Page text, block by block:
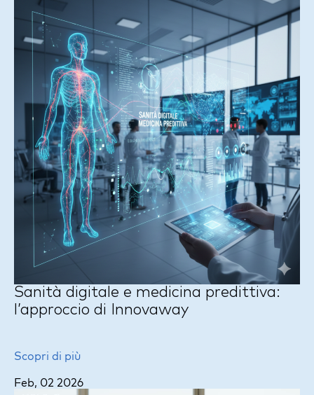
Sanità digitale e medicina predittiva:
l’approccio di Innovaway
Scopri di più
Feb, 02 2026